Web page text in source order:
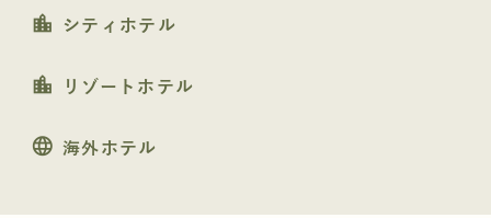
location_city シティホテル
location_city リゾートホテル
language 海外ホテル